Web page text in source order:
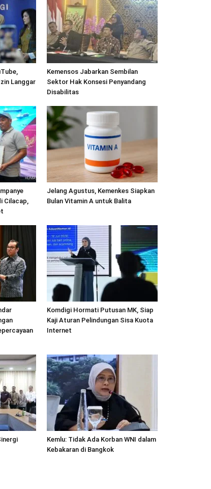
Langgar
Kemensos Jabarkan Sembilan
Sektor Hak Konsesi Penyandang
Disabilitas
Cilacap,
Jelang Agustus, Kemenkes Siapkan
Bulan Vitamin A untuk Balita
Komdigi Hormati Putusan MK, Siap
Kaji Aturan Pelindungan Sisa Kuota
Internet
Kemlu: Tidak Ada Korban WNI dalam
Kebakaran di Bangkok